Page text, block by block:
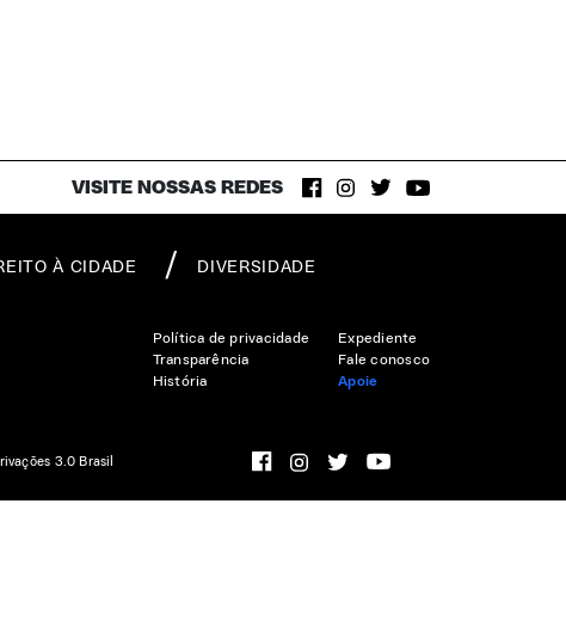
VISITE NOSSAS REDES
À CIDADE DIVERSIDADE
Política de privacidade
Transparência
História
Expediente
Fale conosco
Apoie
3.0 Brasil